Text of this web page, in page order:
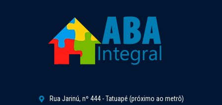
Rua Jarinú, nº 444 - Tatuapé (próximo ao metrô)